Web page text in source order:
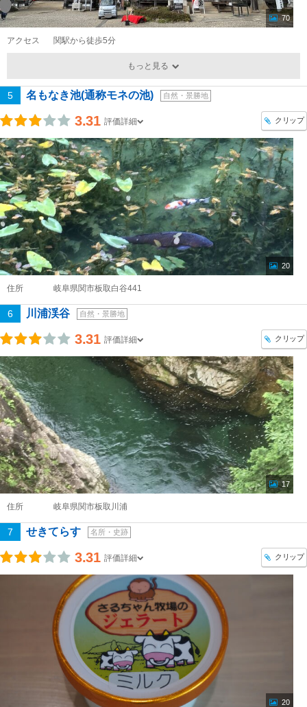
70
アクセス 関駅から徒歩5分
もっと見る
5 名もなき池(通称モネの池) 自然・景勝地
3.31 評価詳細 クリップ
20
住所 岐阜県関市板取白谷441
6 川浦渓谷 自然・景勝地
3.31 評価詳細 クリップ
17
住所 岐阜県関市板取川浦
7 せきてらす 名所・史跡
3.31 評価詳細 クリップ
20